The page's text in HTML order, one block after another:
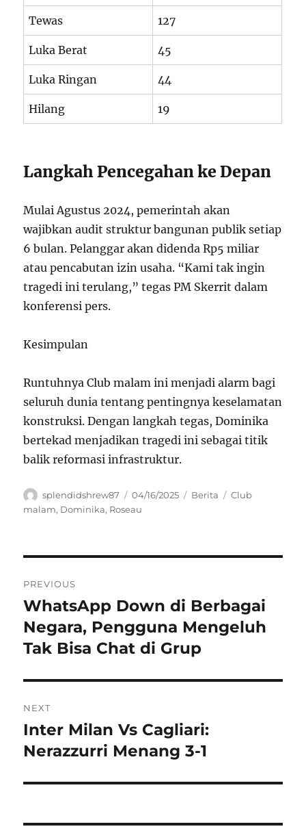
Tewas 127
Luka Berat 45
Luka Ringan 44
Hilang 19
Langkah Pencegahan ke Depan
Mulai Agustus 2024, pemerintah akan
wajibkan audit struktur bangunan publik setiap
6 bulan. Pelanggar akan didenda Rp5 miliar
atau pencabutan izin usaha. “Kami tak ingin
tragedi ini terulang,” tegas PM Skerrit dalam
konferensi pers.
Kesimpulan
Runtuhnya Club malam ini menjadi alarm bagi
seluruh dunia tentang pentingnya keselamatan
konstruksi. Dengan langkah tegas, Dominika
bertekad menjadikan tragedi ini sebagai titik
balik reformasi infrastruktur.
Author
splendidshrew87
Posted
on
04/16/2025 Categories
Berita Tags
Club
malam, Dominika, Roseau
pos
PREVIOUS
Previous
post:
WhatsApp Down di Berbagai
Negara, Pengguna Mengeluh
Tak Bisa Chat di Grup
NEXT
Next
post:
Inter Milan Vs Cagliari:
Nerazzurri Menang 3-1